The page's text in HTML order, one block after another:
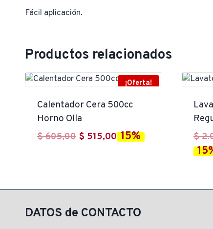
Fácil aplicación.
Productos relacionados
¡Oferta!
Calentador Cera 500cc
Horno Olla
$605,00 El
$ 515,00El15%
$
DATOS de CONTACTO